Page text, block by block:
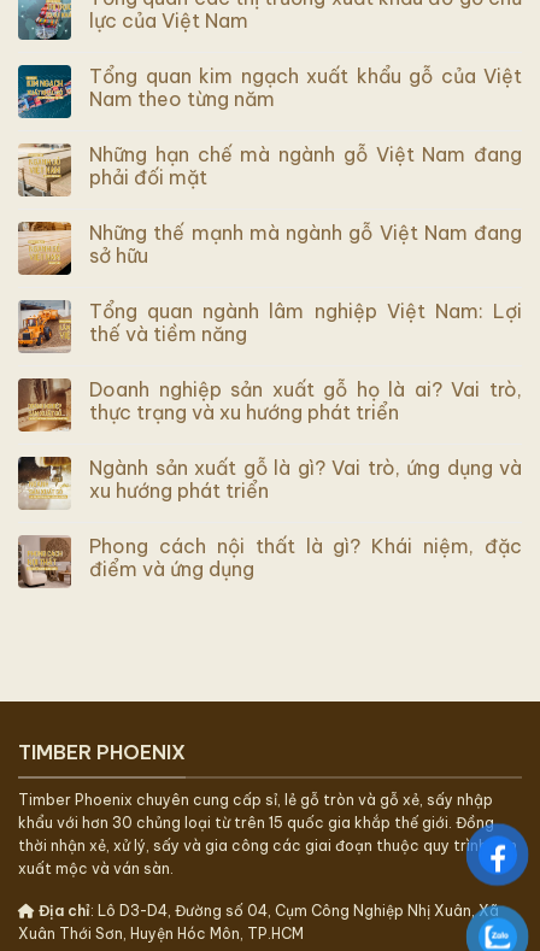
lực của Việt Nam
Tổng quan kim ngạch xuất khẩu gỗ của Việt
Nam theo từng năm
Những hạn chế mà ngành gỗ Việt Nam đang
phải đối mặt
Những thế mạnh mà ngành gỗ Việt Nam đang
sở hữu
Tổng quan ngành lâm nghiệp Việt Nam: Lợi
thế và tiềm năng
Doanh nghiệp sản xuất gỗ họ là ai? Vai trò,
thực trạng và xu hướng phát triển
Ngành sản xuất gỗ là gì? Vai trò, ứng dụng và
xu hướng phát triển
Phong cách nội thất là gì? Khái niệm, đặc
điểm và ứng dụng
TIMBER PHOENIX
Timber Phoenix chuyên cung cấp sỉ, lẻ gỗ tròn và gỗ xẻ, sấy nhập
khẩu với hơn 30 chủng loại từ trên 15 quốc gia khắp thế giới. Đồng
thời nhận xẻ, xử lý, sấy và gia công các giai đoạn thuộc quy trình sản
xuất mộc và ván sàn.
Địa chỉ: Lô D3-D4, Đường số 04, Cụm Công Nghiệp Nhị Xuân, Xã
Xuân Thới Sơn, Huyện Hóc Môn, TP.HCM